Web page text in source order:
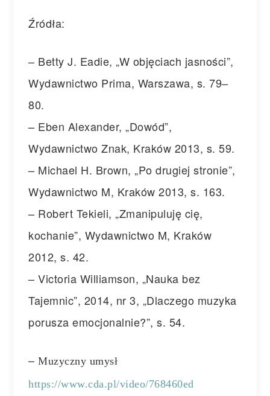
Źródła:
– Betty J. Eadie, „W objęciach jasności”,
Wydawnictwo Prima, Warszawa, s. 79–
80.
– Eben Alexander, „Dowód”,
Wydawnictwo Znak, Kraków 2013, s. 59.
– Michael H. Brown, „Po drugiej stronie”,
Wydawnictwo M, Kraków 2013, s. 163.
– Robert Tekieli, „Zmanipuluję cię,
kochanie”, Wydawnictwo M, Kraków
2012, s. 42.
– Victoria Williamson, „Nauka bez
Tajemnic”, 2014, nr 3, „Dlaczego muzyka
porusza emocjonalnie?”, s. 54.
–Muzyczny umysł
https://www.cda.pl/video/768460ed